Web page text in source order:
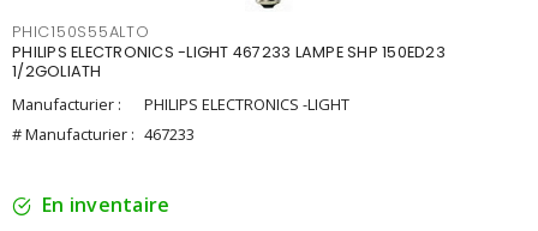
PHIC150S55ALTO
PHILIPS ELECTRONICS -LIGHT 467233 LAMPE SHP 150ED23
1/2GOLIATH
Manufacturier :
PHILIPS ELECTRONICS -LIGHT
# Manufacturier : 467233
En inventaire